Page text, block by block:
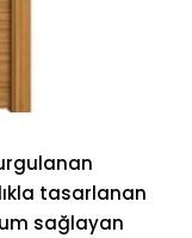
tasarlanan
sağlayan